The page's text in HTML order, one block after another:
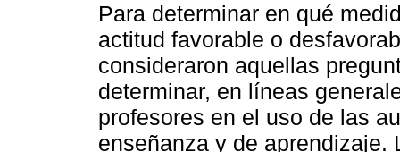
Para determinar en qué
actitud favorable o
consideraron aquellas
determinar, en líneas
profesores en el uso de las
enseñanza y de